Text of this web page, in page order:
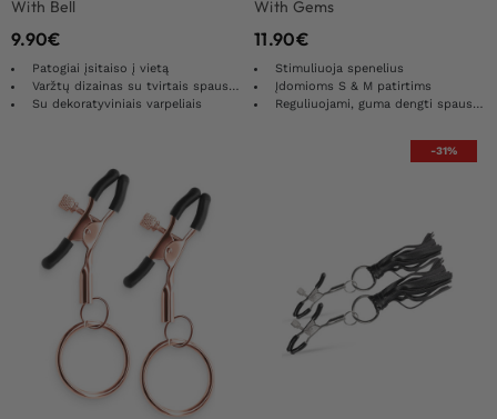
With Bell
9.90€
Patogiai įsitaiso į vietą
Varžtų dizainas su tvirtais spaustukais
Su dekoratyviniais varpeliais
With Gems
11.90€
Stimuliuoja spenelius
Įdomioms S & M patirtims
Reguliuojami, guma dengti spaustukai
-31%